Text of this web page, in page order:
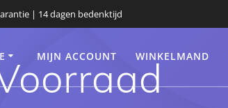
| 14 dagen bedenktijd
MIJN ACCOUNT WINKELMAND